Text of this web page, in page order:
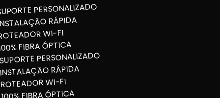
PERSONALIZADO
RÁPIDA
WI-FI
FIBRA ÓPTICA
PERSONALIZADO
INSTALAÇÃO RÁPIDA
ROTEADOR WI-FI